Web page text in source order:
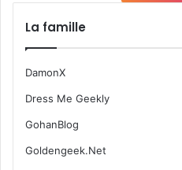
La famille
DamonX
Dress Me Geekly
GohanBlog
Goldengeek.Net